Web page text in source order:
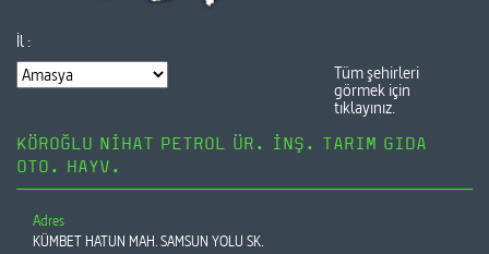
İl :
Tüm şehirleri
görmek için
tıklayınız.
KÖROĞLU NİHAT PETROL ÜR. İNŞ. TARIM GIDA
OTO. HAYV.
Adres
KÜMBET HATUN MAH. SAMSUN YOLU SK.